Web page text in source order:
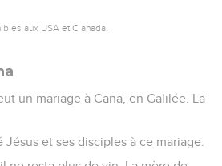
aux USA et C anada.
un mariage à Cana, en Galilée. La
et ses disciples à ce mariage.